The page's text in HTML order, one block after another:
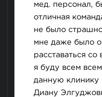
мед. персонал,
отличная
не было
мне даже было
расставаться со
я буду всем
данную клинику
Диану